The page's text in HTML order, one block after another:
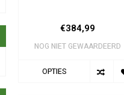
€384,99
NOG NIET GEWAARDEERD
OPTIES